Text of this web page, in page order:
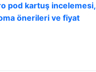
pod kartuş incelemesi,
önerileri ve fiyat